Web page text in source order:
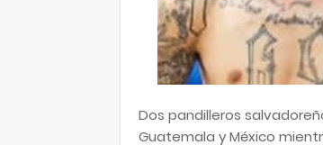
Dos pandilleros
Guatemala y México